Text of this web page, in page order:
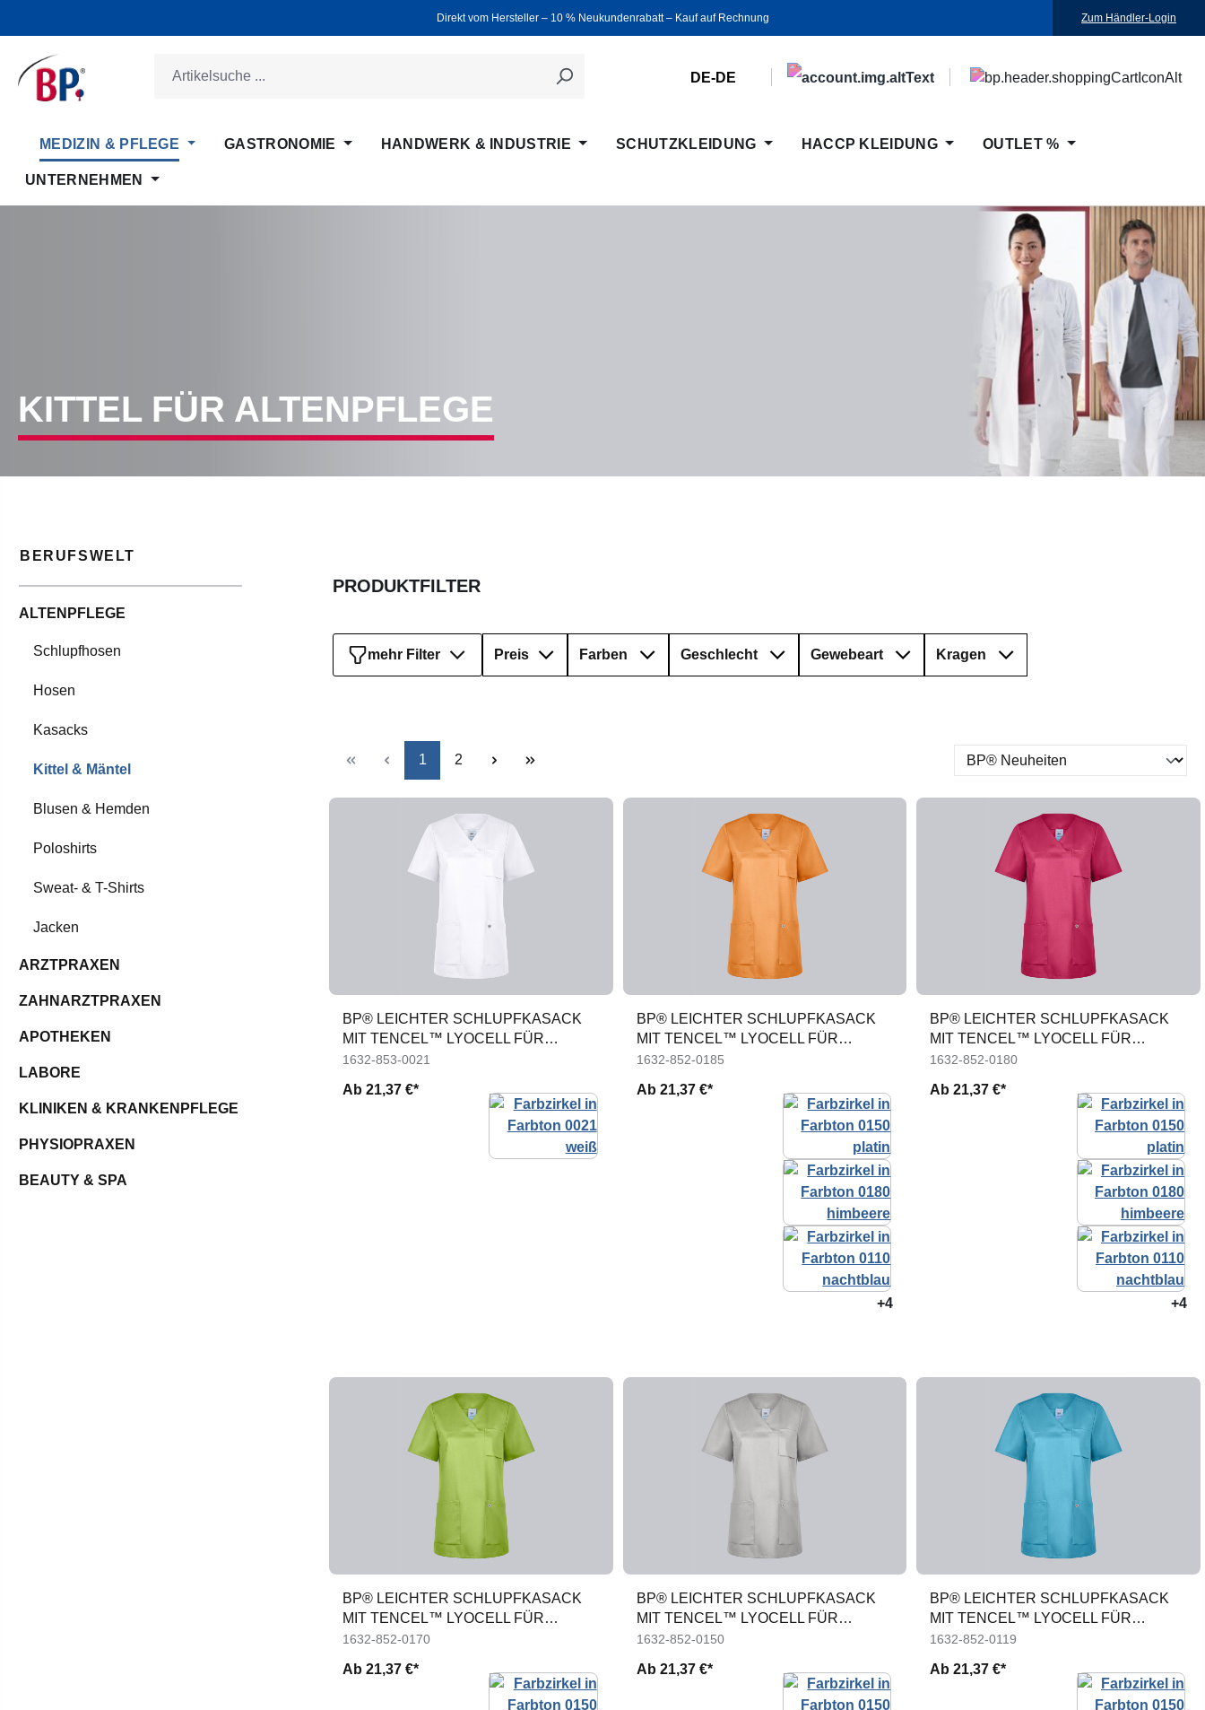
Direkt vom Hersteller ‒ 10 % Neukundenrabatt ‒ Kauf auf Rechnung Zum Händler-Login
DE-DE
MEDIZIN & PFLEGE GASTRONOMIE HANDWERK & INDUSTRIE SCHUTZKLEIDUNG HACCP KLEIDUNG OUTLET %
UNTERNEHMEN
KITTEL FÜR ALTENPFLEGE
BERUFSWELT
ALTENPFLEGE
Schlupfhosen
Hosen
Kasacks
Kittel & Mäntel
Blusen & Hemden
Poloshirts
Sweat- & T-Shirts
Jacken
ARZTPRAXEN
ZAHNARZTPRAXEN
APOTHEKEN
LABORE
KLINIKEN & KRANKENPFLEGE
PHYSIOPRAXEN
BEAUTY & SPA
PRODUKTFILTER
Preis Farben Geschlecht Gewebeart Kragen
mehr Filter
Seite
1 Seite
2
BP® LEICHTER SCHLUPFKASACK
MIT TENCEL™ LYOCELL FÜR
DAMEN
1632-853-0021
Ab 21,37 €*
BP® LEICHTER SCHLUPFKASACK
MIT TENCEL™ LYOCELL FÜR
DAMEN
1632-852-0185
Ab 21,37 €*
+4
BP® LEICHTER SCHLUPFKASACK
MIT TENCEL™ LYOCELL FÜR
DAMEN
1632-852-0180
Ab21,37 €*
+4
BP® LEICHTER SCHLUPFKASACK
MIT TENCEL™ LYOCELL FÜR
DAMEN
1632-852-0170
Ab 21,37 €*
BP® LEICHTER SCHLUPFKASACK
MIT TENCEL™ LYOCELL FÜR
DAMEN
1632-852-0150
Ab 21,37 €*
BP® LEICHTER SCHLUPFKASACK
MIT TENCEL™ LYOCELL FÜR
DAMEN
1632-852-0119
Ab21,37 €*